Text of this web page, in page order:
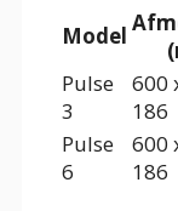
Model
Pulse
3
600
186
Pulse
6
600
186